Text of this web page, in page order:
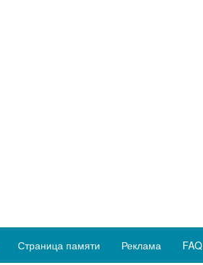
Страница памяти Реклама FAQ